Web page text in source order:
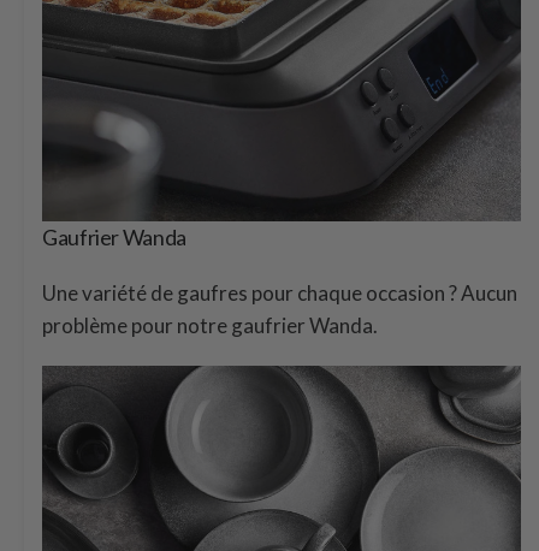
Gaufrier Wanda
Une variété de gaufres pour chaque occasion ? Aucun
problème pour notre gaufrier Wanda.